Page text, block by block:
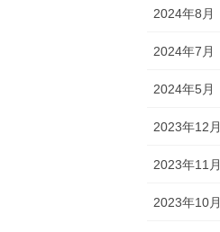
2024年8月
2024年7月
2024年5月
2023年12月
2023年11月
2023年10月